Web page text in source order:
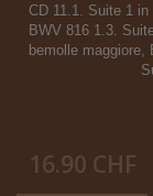
CD 11.1. Suite 1
BWV 816 1.3.
bemolle maggiore,
16.90 CHF